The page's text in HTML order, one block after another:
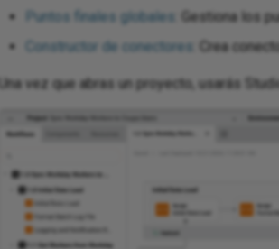
Puntos finales globales : Gestiona los
Constructor de conectores : Crea
Una vez que abras un proyecto, usarás